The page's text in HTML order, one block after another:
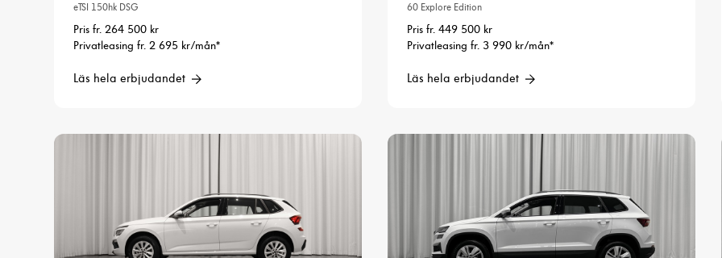
eTSI 150hk DSG
Pris fr. 264 500 kr
Privatleasing fr. 2 695 kr/mån*
Läs hela erbjudandet
60 Explore Edition
Pris fr. 449 500 kr
Privatleasing fr. 3 990 kr/mån*
Läs hela erbjudandet